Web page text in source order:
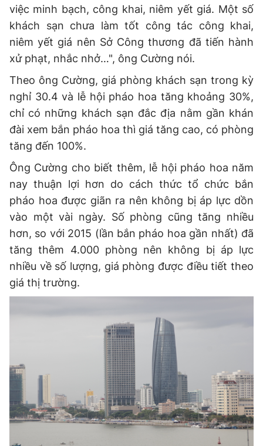
việc minh bạch, công khai, niêm yết giá. Một số
khách sạn chưa làm tốt công tác công khai,
niêm yết giá nên Sở Công thương đã tiến hành
xử phạt, nhắc nhở…", ông Cường nói.
Theo ông Cường, giá phòng khách sạn trong kỳ
nghỉ 30.4 và lễ hội pháo hoa tăng khoảng 30%,
chỉ có những khách sạn đắc địa nằm gần khán
đài xem bắn pháo hoa thì giá tăng cao, có phòng
tăng đến 100%.
Ông Cường cho biết thêm, lễ hội pháo hoa năm
nay thuận lợi hơn do cách thức tổ chức bắn
pháo hoa được giãn ra nên không bị áp lực dồn
vào một vài ngày. Số phòng cũng tăng nhiều
hơn, so với 2015 (lần bắn pháo hoa gần nhất) đã
tăng thêm 4.000 phòng nên không bị áp lực
nhiều về số lượng, giá phòng được điều tiết theo
giá thị trường.